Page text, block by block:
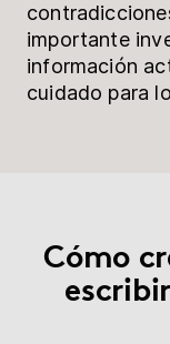
importante
información
cuidado para
Cómo